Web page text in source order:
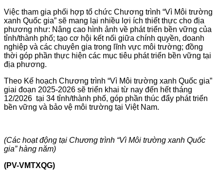
Việc tham gia phối hợp tổ chức Chương trình “Vì Môi trường
xanh Quốc gia” sẽ mang lại nhiều lợi ích thiết thực cho địa
phương như: Nâng cao hình ảnh về phát triển bền vững của
tỉnh/thành phố; tạo cơ hội kết nối giữa chính quyền, doanh
nghiệp và các chuyên gia trong lĩnh vực môi trường; đồng
thời góp phần thực hiện các mục tiêu phát triển bền vững tại
địa phương.
Theo Kế hoạch Chương trình “Vì Môi trường xanh Quốc gia”
giai đoạn 2025-2026 sẽ triển khai từ nay đến hết tháng
12/2026 tại 34 tỉnh/thành phố, góp phần thúc đẩy phát triển
bền vững và bảo vệ môi trường tại Việt Nam.
(Các hoạt động tại Chương trình “Vì Môi trường xanh Quốc
gia” hàng năm)
(PV-VMTXQG)